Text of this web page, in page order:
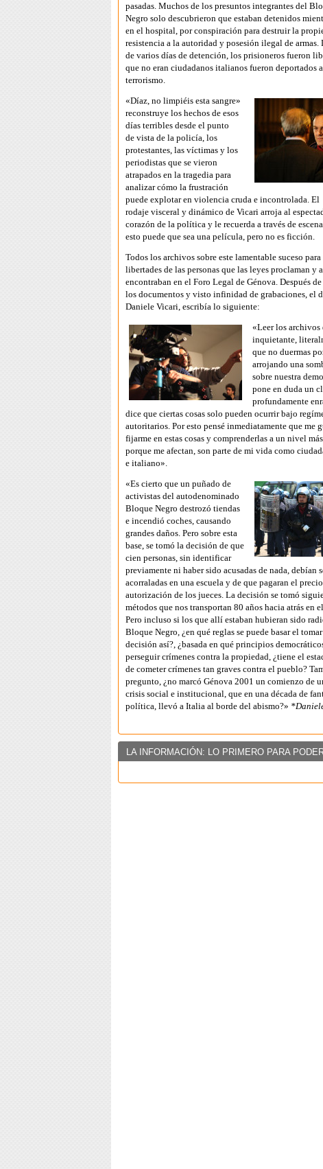
pasadas. Muchos de los presuntos integrantes del
Negro solo descubrieron que estaban detenidos
en el hospital, por conspiración para destruir la
resistencia a la autoridad y posesión ilegal de armas.
de varios días de detención, los prisioneros fueron
que no eran ciudadanos italianos fueron deportados
terrorismo.
«Díaz, no limpiéis esta sangre»
reconstruye los hechos de esos
días terribles desde el punto
de vista de la policía, los
protestantes, las víctimas y los
periodistas que se vieron
atrapados en la tragedia para
analizar cómo la frustración
puede explotar en violencia cruda e incontrolada. El
rodaje visceral y dinámico de Vicari arroja al
corazón de la política y le recuerda a través de
esto puede que sea una película, pero no es ficción.
Todos los archivos sobre este lamentable suceso para
libertades de las personas que las leyes proclaman y
encontraban en el Foro Legal de Génova. Después
los documentos y visto infinidad de grabaciones, el
Daniele Vicari, escribía lo siguiente:
«Leer los archivos
inquietante,
que no duermas
arrojando una
sobre nuestra
pone en duda un
profundamente
dice que ciertas cosas solo pueden ocurrir bajo
autoritarios. Por esto pensé inmediatamente que me
fijarme en estas cosas y comprenderlas a un nivel
porque me afectan, son parte de mi vida como
e italiano».
«Es cierto que un puñado de
activistas del autodenominado
Bloque Negro destrozó tiendas
e incendió coches, causando
grandes daños. Pero sobre esta
base, se tomó la decisión de que
cien personas, sin identificar
previamente ni haber sido acusadas de nada, debían
acorraladas en una escuela y de que pagaran el
autorización de los jueces. La decisión se tomó
métodos que nos transportan 80 años hacia atrás en
Pero incluso si los que allí estaban hubieran sido
Bloque Negro, ¿en qué reglas se puede basar el
decisión así?, ¿basada en qué principios
perseguir crímenes contra la propiedad, ¿tiene el
de cometer crímenes tan graves contra el pueblo?
pregunto, ¿no marcó Génova 2001 un comienzo de
crisis social e institucional, que en una década de
política, llevó a Italia al borde del abismo?»
LA INFORMACIÓN: LO PRIMERO PARA